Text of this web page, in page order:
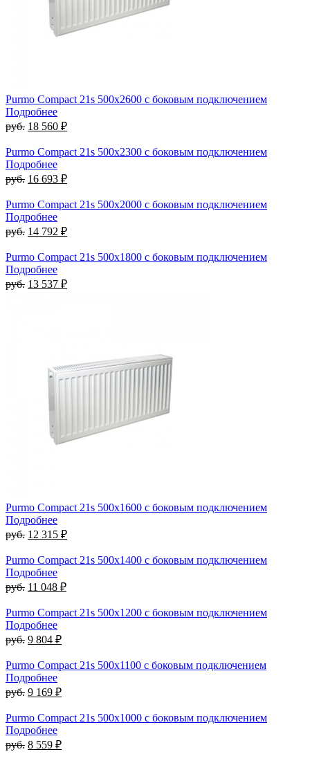
Purmo Compact 21s 500х2600 с боковым подключением
Подробнее
руб. 18 560 ₽
Purmo Compact 21s 500х2300 с боковым подключением
Подробнее
руб. 16 693 ₽
Purmo Compact 21s 500х2000 с боковым подключением
Подробнее
руб. 14 792 ₽
Purmo Compact 21s 500х1800 с боковым подключением
Подробнее
руб. 13 537 ₽
Purmo Compact 21s 500х1600 с боковым подключением
Подробнее
руб. 12 315 ₽
Purmo Compact 21s 500х1400 с боковым подключением
Подробнее
руб. 11 048 ₽
Purmo Compact 21s 500х1200 с боковым подключением
Подробнее
руб. 9 804 ₽
Purmo Compact 21s 500х1100 с боковым подключением
Подробнее
руб. 9 169 ₽
Purmo Compact 21s 500х1000 с боковым подключением
Подробнее
руб. 8 559 ₽